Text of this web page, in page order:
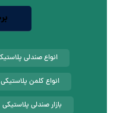
انواع صندلی
انواع کلمن پلاستیکی
بازار صندلی پلاستیکی